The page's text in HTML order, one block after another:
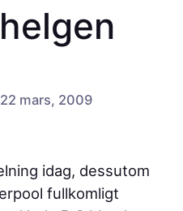
22 mars, 2009
idag, dessutom
fullkomligt